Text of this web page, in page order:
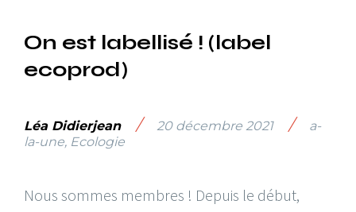
On est labellisé ! (label
ecoprod)
Léa Didierjean / 20 décembre 2021 /
a-
la-une, Ecologie
Nous sommes membres ! Depuis le début,